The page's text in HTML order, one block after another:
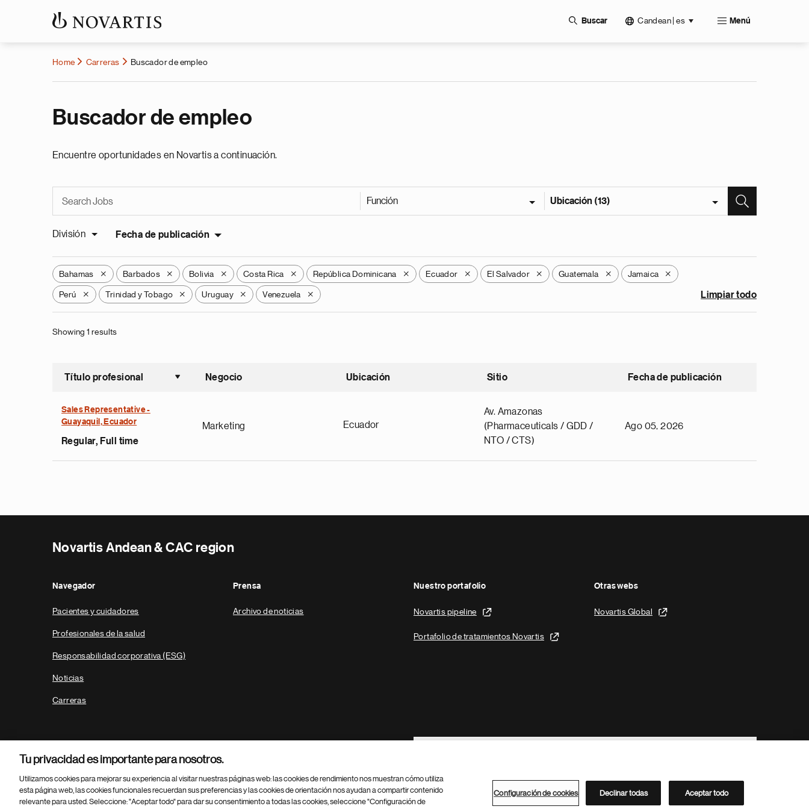
Buscar Candean | es Menú
Home Carreras Buscador de empleo
Buscador de empleo
Encuentre oportunidades en Novartis a continuación.
Función Ubicación (13)
División Fecha de publicación
Bahamas X Barbados X Bolivia X Costa Rica X República Dominicana X Ecuador X El Salvador X Guatemala X Jamaica X
Perú X Trinidad y Tobago X Uruguay X Venezuela X Limpiar todo
Showing 1 results
Título profesional
Ordenar ascendente
Negocio Ubicación Sitio Fecha de publicación
Sales Representative -
Guayaquil, Ecuador
Regular, Full time
Marketing Ecuador
Av. Amazonas
(Pharmaceuticals / GDD /
NTO / CTS)
Ago 05, 2026
Novartis Andean & CAC region
Navegador
Pacientes y cuidadores
Profesionales de la salud
Responsabilidad corporativa (ESG)
Noticias
Carreras
Prensa
Archivo de noticias
Nuestro portafolio
Novartis pipeline
Portafolio de tratamientos Novartis
Otras webs
Novartis Global
Footer Site Search
Parte
© 2026 Novartis AG Directorio de Novartis
Tu privacidad es importante para nosotros.
Utilizamos cookies para mejorar su experiencia al visitar nuestras páginas web: las cookies de rendimiento nos muestran cómo utiliza
esta página web, las cookies funcionales recuerdan sus preferencias y las cookies de orientación nos ayudan a compartir contenido
relevante para usted. Seleccione: "Aceptar todo" para dar su consentimiento a todas las cookies, seleccione "Configuración de
Configuración de cookies Declinar todas Aceptar todo